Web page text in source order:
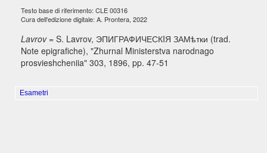
Testo base di riferimento: CLE 00316
Cura dell'edizione digitale: A. Prontera, 2022
Lavrov= S. Lavrov, ЭПИГРАФИЧЕСКIЯ ЗАМѣтки (trad.
Note epigrafiche), "Zhurnal Ministerstva narodnago
prosvieshcheniia" 303, 1896, pp. 47-51
Esametri